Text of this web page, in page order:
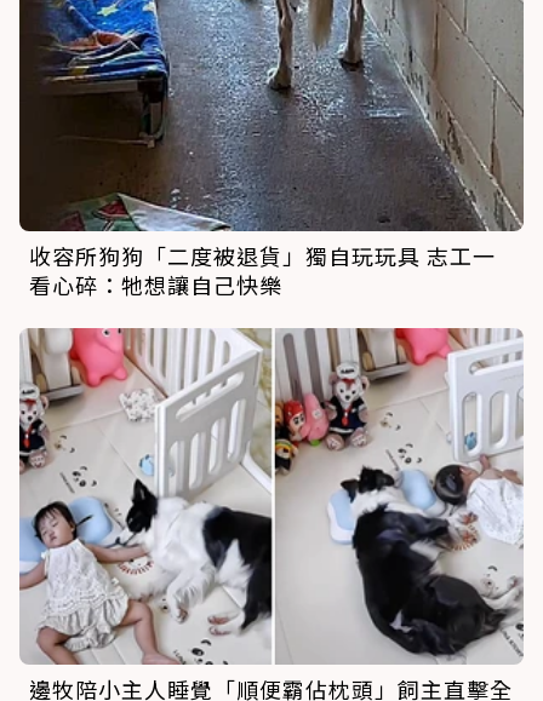
收容所狗狗「二度被退貨」獨自玩玩具 志工一
看心碎：牠想讓自己快樂
邊牧陪小主人睡覺「順便霸佔枕頭」飼主直擊全